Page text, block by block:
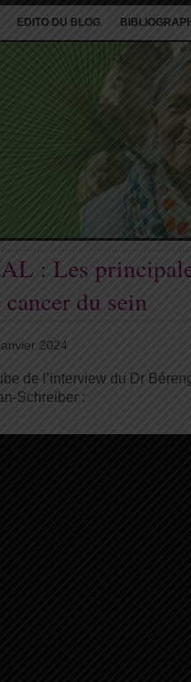
EDITO DU BLOG
: Les
du sein
2024
de l’interview du Dr
Schreiber :